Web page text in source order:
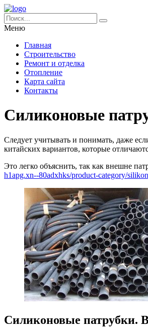
Меню
Главная
Строительство
Ремонт и отделка
Отопление
Карта сайта
Контакты
Силиконовые
Следует учитывать и понимать, даже
китайских вариантов, которые
Это легко объяснить, так как внешне
h1apg.xn--80adxhks/product-category/
Силиконовые патрубки.